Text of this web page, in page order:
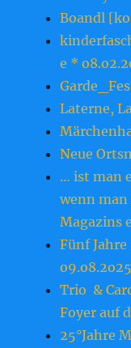
Boandl
e *
Laterne,
Neue
… ist man
wenn man
Magazins
Fünf Jahre
o9.o8.2o25
Trio &
Foyer auf
25°Jahre